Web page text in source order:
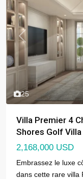
25
Previous
Villa Premier 4
Shores Golf Villa
2,168,000 USD
Embrassez le luxe
dans cette rare villa